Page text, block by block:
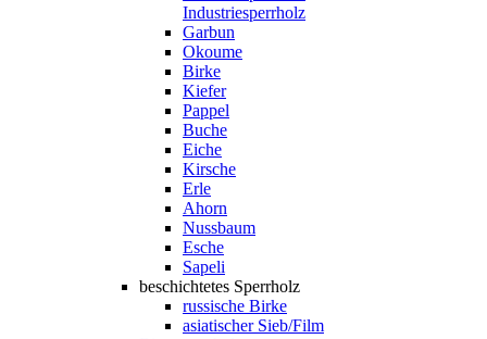
Industriesperrholz
Garbun
Okoume
Birke
Kiefer
Pappel
Buche
Eiche
Kirsche
Erle
Ahorn
Nussbaum
Esche
Sapeli
beschichtetes Sperrholz
russische Birke
asiatischer Sieb/Film